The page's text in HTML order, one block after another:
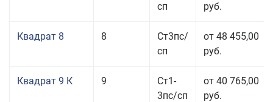
сп
руб.
Квадрат 8 8
Ст3пс/
сп
от 48 455,00
руб.
Квадрат 9 К 9
Ст1-
3пс/сп
от 40 765,00
руб.